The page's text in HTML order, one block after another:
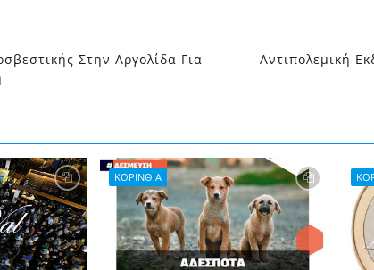
Στην Αργολίδα Για
Αντιπολεμική
ΚΟΡΙΝΘΙΑ